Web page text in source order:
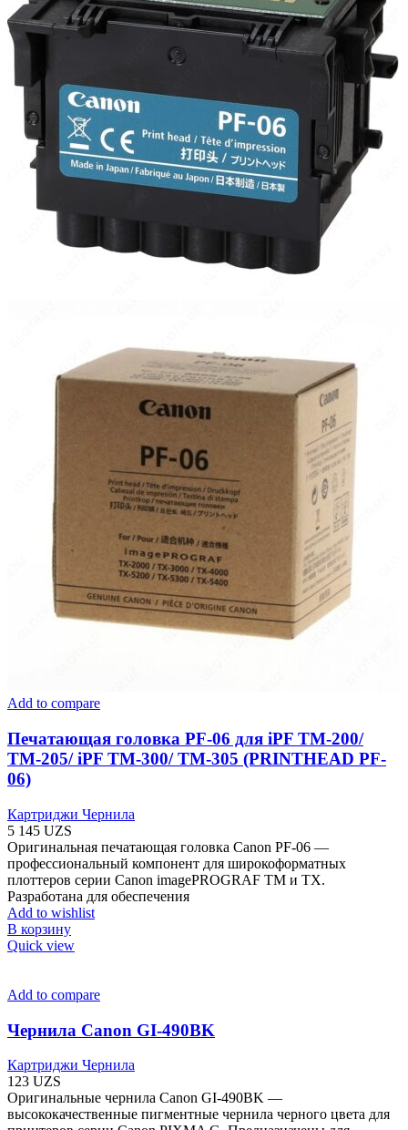
Add to compare
Печатающая головка PF-06 для iPF TM-200/
TM-205/ iPF TM-300/ TM-305 (PRINTHEAD PF-
06)
Картриджи Чернила
5 145 UZS
Оригинальная печатающая головка Canon PF-06 —
профессиональный компонент для широкоформатных
плоттеров серии Canon imagePROGRAF TM и TX.
Разработана для обеспечения
Add to wishlist
В корзину
Quick view
Add to compare
Чернила Canon GI-490BK
Картриджи Чернила
123 UZS
Оригинальные чернила Canon GI-490BK —
высококачественные пигментные чернила черного цвета для